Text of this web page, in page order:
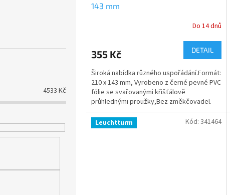
4533 Kč
143 mm
Do 14 dnů
355 Kč DETAIL
Široká nabídka různého uspořádání.Formát:
210 x 143 mm, Vyrobeno z černé pevné PVC
fólie se svařovanými křišťálově
průhlednými proužky,Bez změkčovadel.
Balení: 10 kusů.
Leuchtturm Kód: 341464